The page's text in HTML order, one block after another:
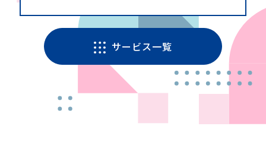
サービス一覧